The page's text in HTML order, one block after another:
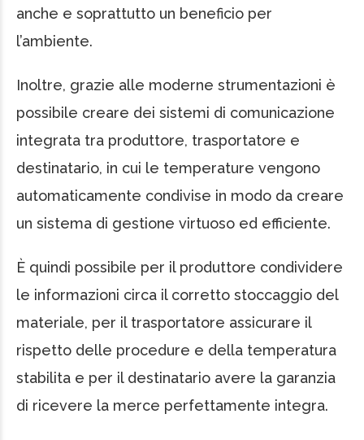
anche e soprattutto un beneficio per
l’ambiente.
Inoltre, grazie alle moderne strumentazioni è
possibile creare dei sistemi di comunicazione
integrata tra produttore, trasportatore e
destinatario, in cui le temperature vengono
automaticamente condivise in modo da creare
un sistema di gestione virtuoso ed efficiente.
È quindi possibile per il produttore condividere
le informazioni circa il corretto stoccaggio del
materiale, per il trasportatore assicurare il
rispetto delle procedure e della temperatura
stabilita e per il destinatario avere la garanzia
di ricevere la merce perfettamente integra.